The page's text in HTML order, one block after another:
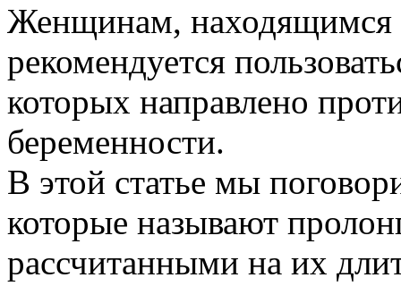
Женщинам, находящимся
рекомендуется
которых направлено
беременности.
В этой статье мы
которые называют
рассчитанными на их